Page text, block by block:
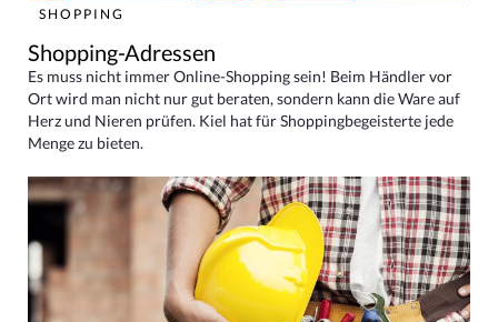
SHOPPING
Shopping-Adressen
Es muss nicht immer Online-Shopping sein! Beim Händler vor
Ort wird man nicht nur gut beraten, sondern kann die Ware auf
Herz und Nieren prüfen. Kiel hat für Shoppingbegeisterte jede
Menge zu bieten.